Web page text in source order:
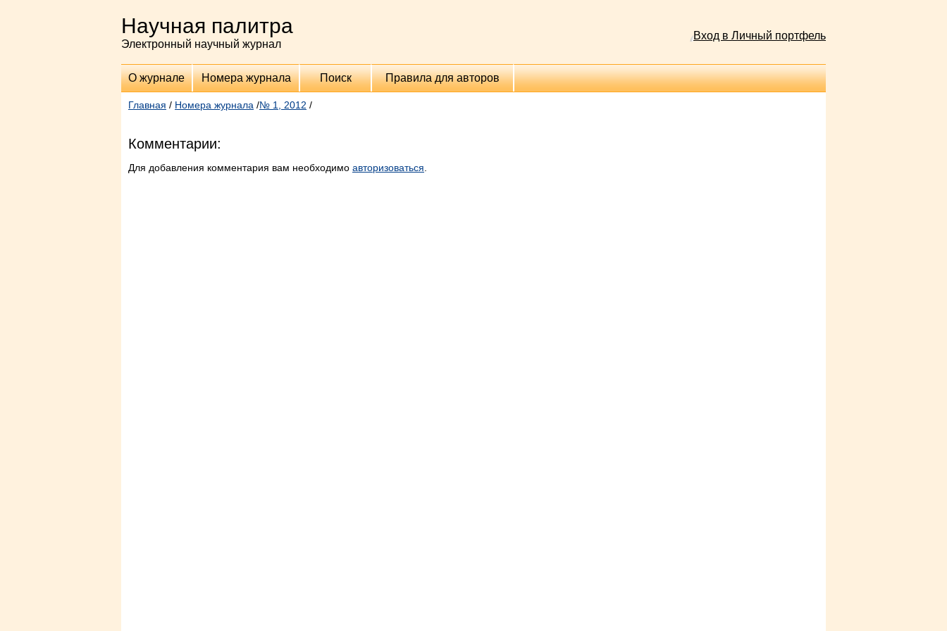
Научная палитра
Электронный научный журнал
Вход в Личный портфель
О журнале Номера журнала Поиск Правила для авторов
Главная / Номера журнала /№ 1, 2012 /
Комментарии:
Для добавления комментария вам необходимо авторизоваться